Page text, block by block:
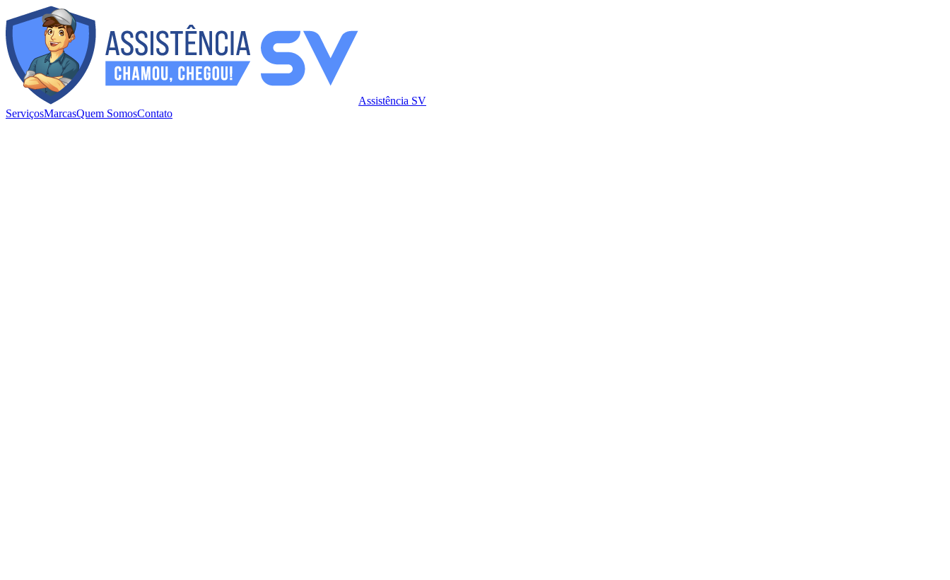
Assistência SV
ServiçosMarcasQuem SomosContato